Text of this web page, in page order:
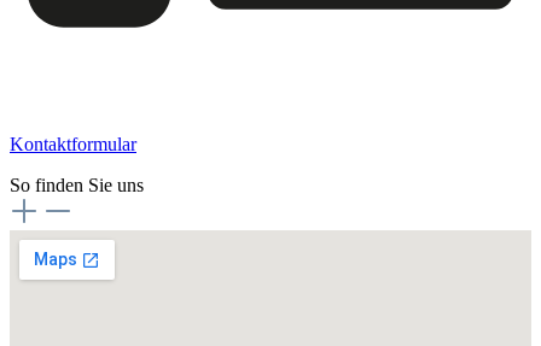
Kontaktformular
So finden Sie uns